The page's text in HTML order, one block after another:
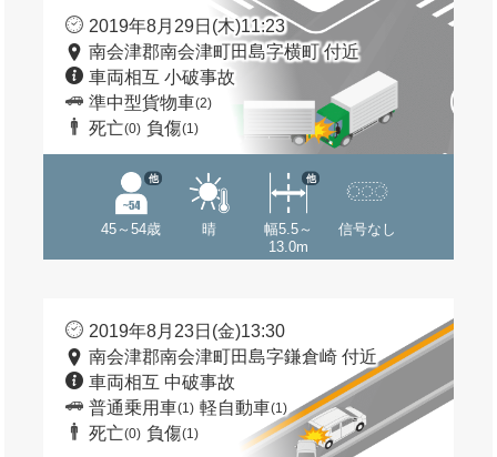
2019年8月29日(木)11:23
南会津郡南会津町田島字横町 付近
車両相互 小破事故
準中型貨物車(2)
死亡(0) 負傷(1)
45～54歳
他
晴
幅5.5～
13.0m
他
信号なし
2019年8月23日(金)13:30
南会津郡南会津町田島字鎌倉崎 付近
車両相互 中破事故
普通乗用車(1) 軽自動車(1)
死亡(0) 負傷(1)